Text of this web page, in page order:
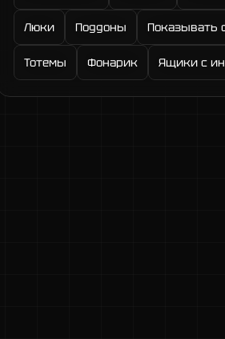
Люки Поддоны Показывать
Тотемы Фонарик Ящики с